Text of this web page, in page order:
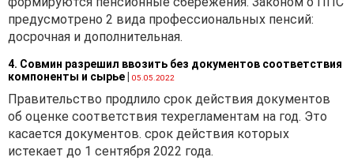
предусмотрено 2 вида профессиональных пенсий:
досрочная и дополнительная.
4. Совмин разрешил ввозить без документов соответствия
компоненты и сырье
05.05.2022
Правительство продлило срок действия документов
об оценке соответствия техрегламентам на год. Это
касается документов. срок действия которых
истекает до 1 сентября 2022 года.